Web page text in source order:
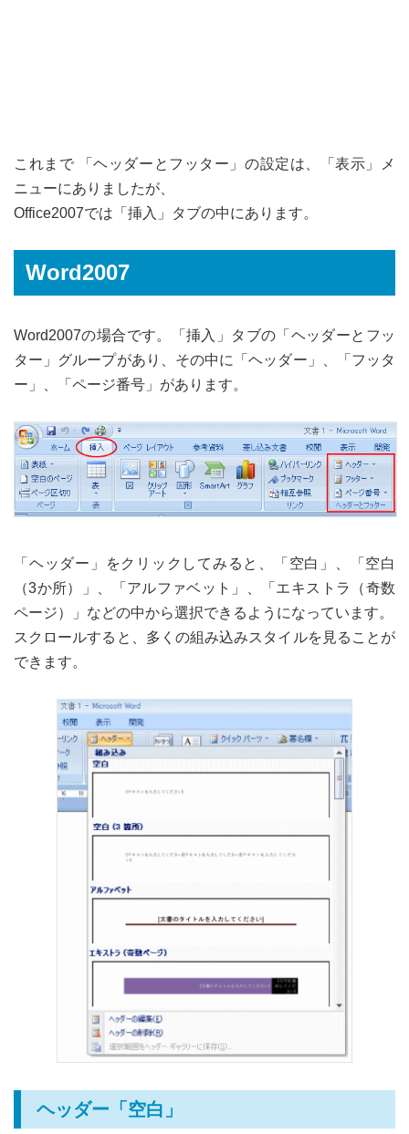
これまで 「ヘッダーとフッター」の設定は、「表示」メ
ニューにありましたが、
Office2007では「挿入」タブの中にあります。
Word2007
Word2007の場合です。「挿入」タブの「ヘッダーとフッ
ター」グループがあり、その中に「ヘッダー」、「フッタ
ー」、「ページ番号」があります。
「ヘッダー」をクリックしてみると、「空白」、「空白
（3か所）」、「アルファベット」、「エキストラ（奇数
ページ）」などの中から選択できるようになっています。
スクロールすると、多くの組み込みスタイルを見ることが
できます。
ヘッダー「空白」